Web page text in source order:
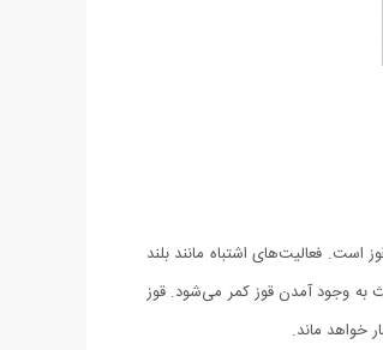
فعالیت‌های اشتباه مانند بلند
به وجود آمدن قوز کمر می‌شود. قوز
خواهد ماند.